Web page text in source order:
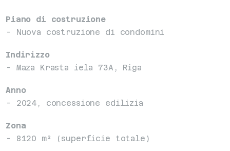
Piano di costruzione
- Nuova costruzione di condomini
Indirizzo
- Maza Krasta iela 73A, Riga
Anno
- 2024, concessione edilizia
Zona
- 8120 m² (superficie totale)